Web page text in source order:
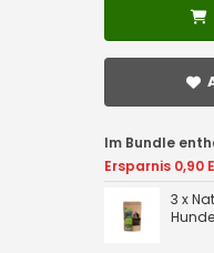
Im Bundle
Ersparnis 0,90
3 x